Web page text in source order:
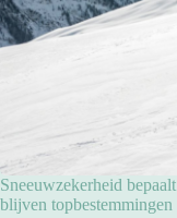
Sneeuwzekerheid
blijven topbestemmingen